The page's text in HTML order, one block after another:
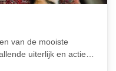
van de mooiste
uiterlijk en actieve